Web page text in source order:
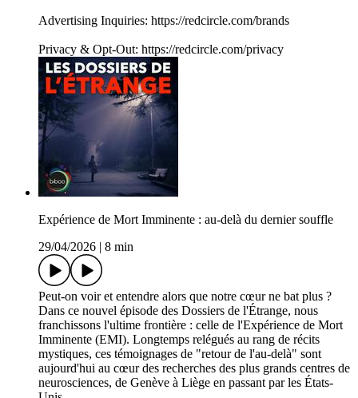
Advertising Inquiries: https://redcircle.com/brands
Privacy & Opt-Out: https://redcircle.com/privacy
Expérience de Mort Imminente : au-delà du dernier souffle
29/04/2026
8 min
Peut-on voir et entendre alors que notre cœur ne bat plus ?
Dans ce nouvel épisode des Dossiers de l'Étrange, nous
franchissons l'ultime frontière : celle de l'Expérience de Mort
Imminente (EMI). Longtemps relégués au rang de récits
mystiques, ces témoignages de "retour de l'au-delà" sont
aujourd'hui au cœur des recherches des plus grands centres de
neurosciences, de Genève à Liège en passant par les États-